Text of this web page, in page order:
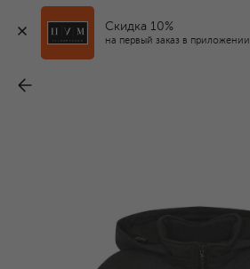
Скидка 10%
на первый заказ в приложении